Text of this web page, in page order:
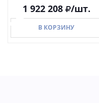
1 922 208 /шт.
В КОРЗИНУ